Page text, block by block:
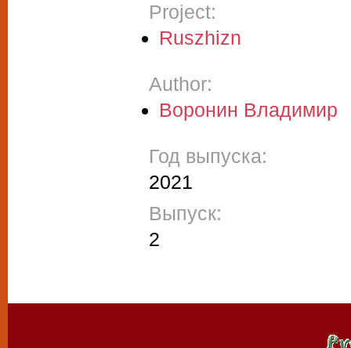
Project:
Ruszhizn
Author:
Воронин Владимир
Год выпуска:
2021
Выпуск:
2